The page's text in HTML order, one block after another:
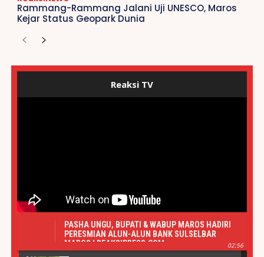
Rammang-Rammang Jalani Uji UNESCO, Maros
Kejar Status Geopark Dunia
Reaksi TV
PASHA UNGU, BUPATI & WABUP MAROS HADIRI
PERESMIAN ALUN-ALUN BANK SULSELBAR
MAROS | REAKSIPRESS.COM
02:56